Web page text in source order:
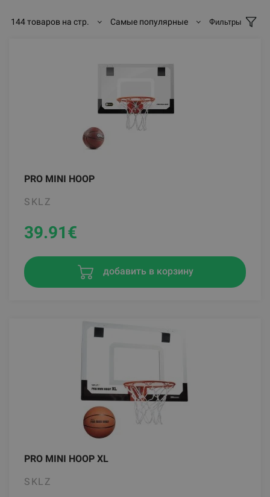
144 товаров на стр. Самые популярные Фильтры
PRO MINI HOOP
SKLZ
39.91€
добавить в корзину
PRO MINI HOOP XL
SKLZ